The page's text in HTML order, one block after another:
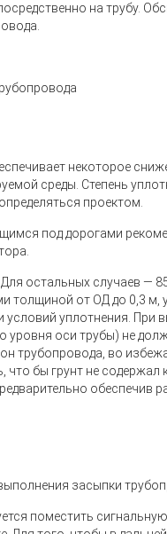
на трубу.
некоторое
среды. Степень
проектом.
под дорогами
остальных случаев —
толщиной от ОД до 0,3 м,
уплотнения. При
уровня оси трубы) не
трубопровода, во
что бы грунт не содержал
обеспечив
засыпки
поместить